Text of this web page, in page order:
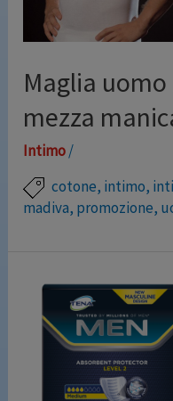
deformità nella zona
traspirante …
Leggi altro »
Maglia
mezza
Intimo/
cotone, intimo,
madiva, promozione,
PROMOZIONE Colore:
Cotone Marchio: